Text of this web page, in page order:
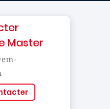
Master